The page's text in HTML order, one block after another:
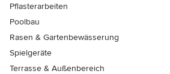
Pflasterarbeiten
Poolbau
Rasen & Gartenbewässerung
Spielgeräte
Terrasse & Außenbereich